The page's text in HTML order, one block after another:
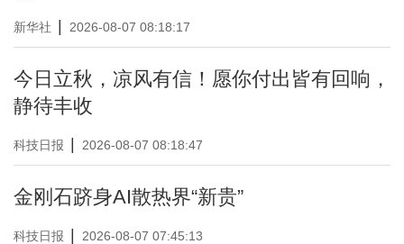
新华社 2026-08-07 08:18:17
今日立秋，凉风有信！愿你付出皆有回响，
静待丰收
科技日报 2026-08-07 08:18:47
金刚石跻身AI散热界“新贵”
科技日报 2026-08-07 07:45:13